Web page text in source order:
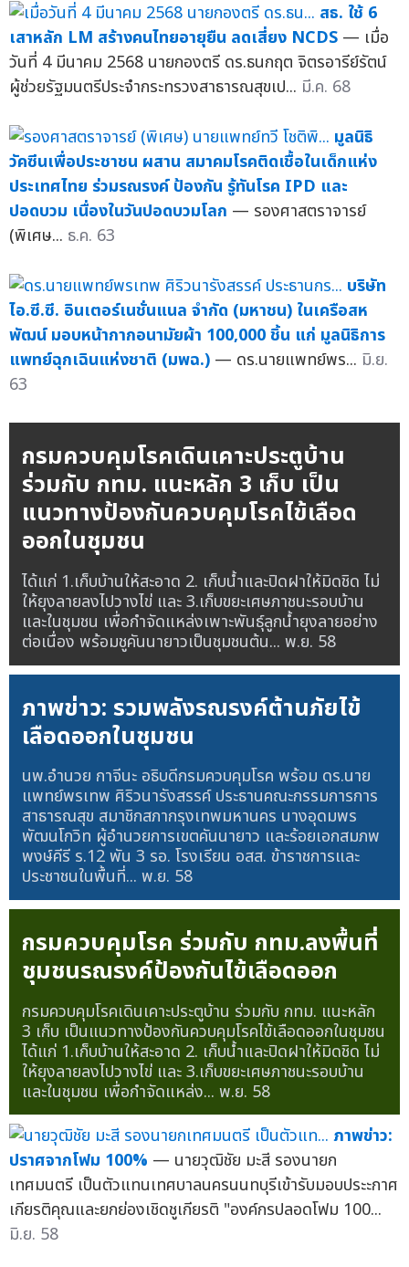
สธ. ใช้ 6
เสาหลัก LM สร้างคนไทยอายุยืน ลดเสี่ยง NCDS — เมื่อ
วันที่ 4 มีนาคม 2568 นายกองตรี ดร.ธนกฤต จิตรอารีย์รัตน์
ผู้ช่วยรัฐมนตรีประจำกระทรวงสาธารณสุขเป... มี.ค. 68
มูลนิธิ
วัคซีนเพื่อประชาชน ผสาน สมาคมโรคติดเชื้อในเด็กแห่ง
ประเทศไทย ร่วมรณรงค์ ป้องกัน รู้ทันโรค IPD และ
ปอดบวม เนื่องในวันปอดบวมโลก — รองศาสตราจารย์
(พิเศษ... ธ.ค. 63
บริษัท
ไอ.ซี.ซี. อินเตอร์เนชั่นแนล จำกัด (มหาชน) ในเครือสห
พัฒน์ มอบหน้ากากอนามัยผ้า 100,000 ชิ้น แก่ มูลนิธิการ
แพทย์ฉุกเฉินแห่งชาติ (มพฉ.) — ดร.นายแพทย์พร... มิ.ย.
63
กรมควบคุมโรคเดินเคาะประตูบ้าน
ร่วมกับ กทม. แนะหลัก 3 เก็บ เป็น
แนวทางป้องกันควบคุมโรคไข้เลือด
ออกในชุมชน
ได้แก่ 1.เก็บบ้านให้สะอาด 2. เก็บน้ำและปิดฝาให้มิดชิด ไม่
ให้ยุงลายลงไปวางไข่ และ 3.เก็บขยะเศษภาชนะรอบบ้าน
และในชุมชน เพื่อกำจัดแหล่งเพาะพันธุ์ลูกน้ำยุงลายอย่าง
ต่อเนื่อง พร้อมชูคันนายาวเป็นชุมชนต้น... พ.ย. 58
ภาพข่าว: รวมพลังรณรงค์ต้านภัยไข้
เลือดออกในชุมชน
นพ.อำนวย กาจีนะ อธิบดีกรมควบคุมโรค พร้อม ดร.นาย
แพทย์พรเทพ ศิริวนารังสรรค์ ประธานคณะกรรมการการ
สาธารณสุข สมาชิกสภากรุงเทพมหานคร นางอุดมพร
พัฒนโกวิท ผู้อำนวยการเขตคันนายาว และร้อยเอกสมภพ
พงษ์คีรี ร.12 พัน 3 รอ. โรงเรียน อสส. ข้าราชการและ
ประชาชนในพื้นที่... พ.ย. 58
กรมควบคุมโรค ร่วมกับ กทม.ลงพื้นที่
ชุมชนรณรงค์ป้องกันไข้เลือดออก
กรมควบคุมโรคเดินเคาะประตูบ้าน ร่วมกับ กทม. แนะหลัก
3 เก็บ เป็นแนวทางป้องกันควบคุมโรคไข้เลือดออกในชุมชน
ได้แก่ 1.เก็บบ้านให้สะอาด 2. เก็บน้ำและปิดฝาให้มิดชิด ไม่
ให้ยุงลายลงไปวางไข่ และ 3.เก็บขยะเศษภาชนะรอบบ้าน
และในชุมชน เพื่อกำจัดแหล่ง... พ.ย. 58
ภาพข่าว:
ปราศจากโฟม 100% — นายวุฒิชัย มะสี รองนายก
เทศมนตรี เป็นตัวแทนเทศบาลนครนนทบุรีเข้ารับมอบประะกาศ
เกียรติคุณและยกย่องเชิดชูเกียรติ "องค์กรปลอดโฟม 100...
มิ.ย. 58